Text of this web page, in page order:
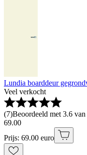
Lundia boarddeur
Veel verkocht
(7)Beoordeeld met 3.6
69.00
Prijs: 69.00 euro